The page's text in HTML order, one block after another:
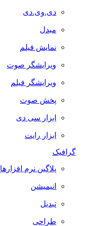
دی.وی.دی
مبدل
نمایش فیلم
ویرایشگر صوت
ویرایشگر فیلم
پخش صوت
ابزار سی دی
ابزار رایت
گرافیک
پلاگین نرم افزارها
انیمیشن
تبدیل
طراحی